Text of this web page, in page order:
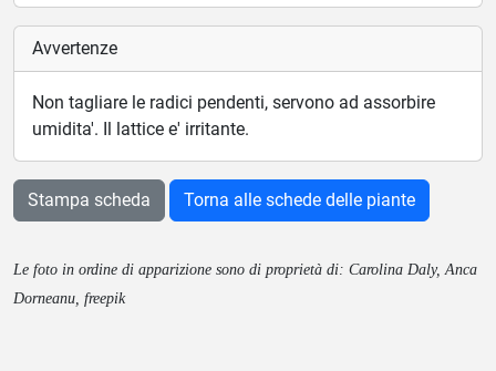
Avvertenze
Non tagliare le radici pendenti, servono ad assorbire
umidita'. Il lattice e' irritante.
Stampa scheda Torna alle schede delle piante
Le foto in ordine di apparizione sono di proprietà di: Carolina Daly, Anca
Dorneanu, freepik